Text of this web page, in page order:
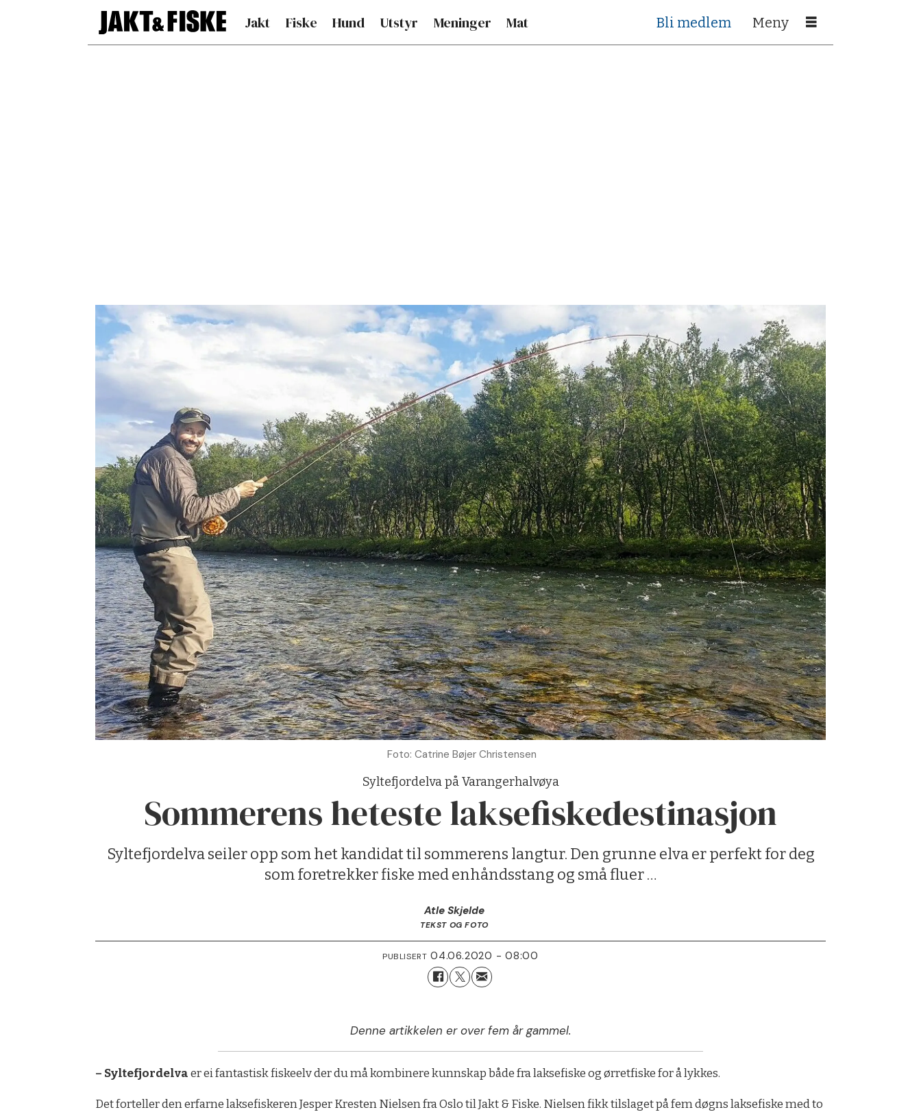
Jakt Fiske Hund Utstyr Meninger Mat Bli medlem
Foto: Catrine Bøjer Christensen
Syltefjordelva på Varangerhalvøya
Sommerens heteste laksefiskedestinasjon
Syltefjordelva seiler opp som het kandidat til sommerens langtur. Den grunne elva er perfekt for deg
som foretrekker fiske med enhåndsstang og små fluer …
Atle Skjelde
TEKST OG FOTO
PUBLISERT 04.06.2020 - 08:00
Denne artikkelen er over fem år gammel.
– Syltefjordelvaer ei fantastisk fiskeelv der du må kombinere kunnskap både fra laksefiske og ørretfiske for å lykkes.
Det forteller den erfarne laksefiskeren Jesper Kresten Nielsen fra Oslo til Jakt & Fiske. Nielsen fikk tilslaget på fem døgns laksefiske med to